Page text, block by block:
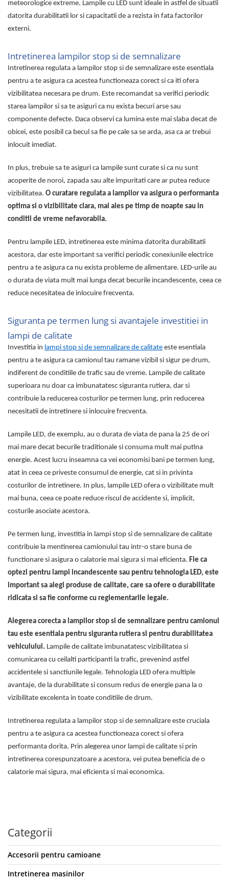
meteorologice extreme. Lampile cu LED sunt ideale in astfel de situatii
datorita durabilitatii lor si capacitatii de a rezista in fata factorilor
externi.
Intretinerea lampilor stop si de semnalizare
Intretinerea regulata a lampilor stop si de semnalizare este esentiala
pentru a te asigura ca acestea functioneaza corect si ca iti ofera
vizibilitatea necesara pe drum. Este recomandat sa verifici periodic
starea lampilor si sa te asiguri ca nu exista becuri arse sau
componente defecte. Daca observi ca lumina este mai slaba decat de
obicei, este posibil ca becul sa fie pe cale sa se arda, asa ca ar trebui
inlocuit imediat.
In plus, trebuie sa te asiguri ca lampile sunt curate si ca nu sunt
acoperite de noroi, zapada sau alte impuritati care ar putea reduce
vizibilitatea. O curatare regulata a lampilor va asigura o performanta
optima si o vizibilitate clara, mai ales pe timp de noapte sau in
conditii de vreme nefavorabila.
Pentru lampile LED, intretinerea este minima datorita durabilitatii
acestora, dar este important sa verifici periodic conexiunile electrice
pentru a te asigura ca nu exista probleme de alimentare. LED-urile au
o durata de viata mult mai lunga decat becurile incandescente, ceea ce
reduce necesitatea de inlocuire frecventa.
Siguranta pe termen lung si avantajele investitiei in
lampi de calitate
Investitia in lampi stop si de semnalizare de calitate este esentiala
pentru a te asigura ca camionul tau ramane vizibil si sigur pe drum,
indiferent de conditiile de trafic sau de vreme. Lampile de calitate
superioara nu doar ca imbunatatesc siguranta rutiera, dar si
contribuie la reducerea costurilor pe termen lung, prin reducerea
necesitatii de intretinere si inlocuire frecventa.
Lampile LED, de exemplu, au o durata de viata de pana la 25 de ori
mai mare decat becurile traditionale si consuma mult mai putina
energie. Acest lucru inseamna ca vei economisi bani pe termen lung,
atat in ceea ce priveste consumul de energie, cat si in privinta
costurilor de intretinere. In plus, lampile LED ofera o vizibilitate mult
mai buna, ceea ce poate reduce riscul de accidente si, implicit,
costurile asociate acestora.
Pe termen lung, investitia in lampi stop si de semnalizare de calitate
contribuie la mentinerea camionului tau intr-o stare buna de
functionare si asigura o calatorie mai sigura si mai eficienta. Fie ca
optezi pentru lampi incandescente sau pentru tehnologia LED, este
important sa alegi produse de calitate, care sa ofere o durabilitate
ridicata si sa fie conforme cu reglementarile legale.
Alegerea corecta a lampilor stop si de semnalizare pentru camionul
tau este esentiala pentru siguranta rutiera si pentru durabilitatea
vehiculului. Lampile de calitate imbunatatesc vizibilitatea si
comunicarea cu ceilalti participanti la trafic, prevenind astfel
accidentele si sanctiunile legale. Tehnologia LED ofera multiple
avantaje, de la durabilitate si consum redus de energie pana la o
vizibilitate excelenta in toate conditiile de drum.
Intretinerea regulata a lampilor stop si de semnalizare este cruciala
pentru a te asigura ca acestea functioneaza corect si ofera
performanta dorita. Prin alegerea unor lampi de calitate si prin
intretinerea corespunzatoare a acestora, vei putea beneficia de o
calatorie mai sigura, mai eficienta si mai economica.
Categorii
Accesorii pentru camioane
Intretinerea masinilor